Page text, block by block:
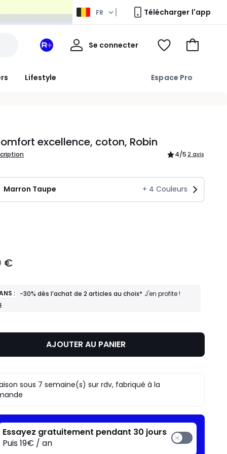
FR Télécharger l'app
Lifestyle Espace Pro
Mon
Redoute
Se connecter
Mon
Voir
Aller
excellence, coton, Robin
4/5 2 avis
Marron Taupe + 4 Couleurs
€
: -30% dès l’achat de 2 articles au choix* J'en profite !
AJOUTER AU PANIER
sous 7 semaine(s) sur rdv, fabriqué à la
Essayez gratuitement pendant 30 jours
Puis 19€ / an